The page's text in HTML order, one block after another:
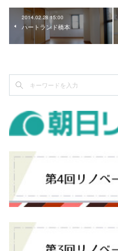
2014.02.28 15:00
ハートランド橋本